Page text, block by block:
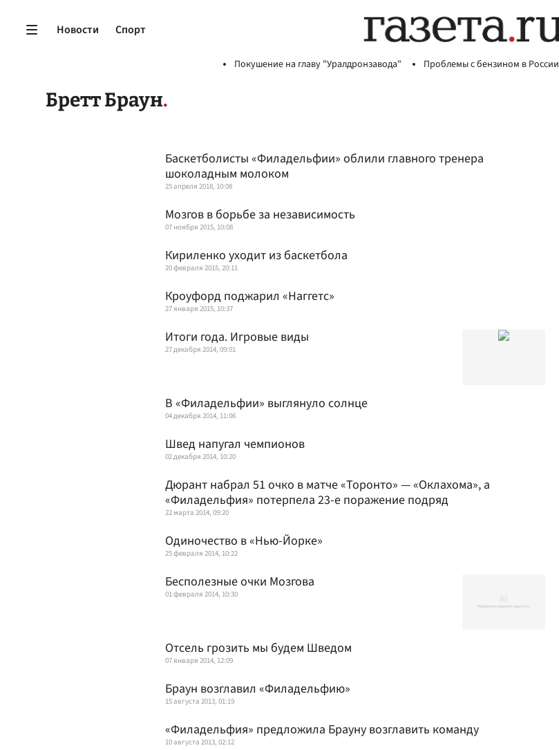
Новости Спорт
Покушение на главу "Уралдронзавода" Проблемы с бензином в России
Бретт Браун
Баскетболисты «Филадельфии» облили главного тренера
шоколадным молоком
25 апреля 2018, 10:08
Мозгов в борьбе за независимость
07 ноября 2015, 10:08
Кириленко уходит из баскетбола
20 февраля 2015, 20:11
Кроуфорд поджарил «Наггетс»
27 января 2015, 10:37
Итоги года. Игровые виды
27 декабря 2014, 09:01
В «Филадельфии» выглянуло солнце
04 декабря 2014, 11:06
Швед напугал чемпионов
02 декабря 2014, 10:20
Дюрант набрал 51 очко в матче «Торонто» — «Оклахома», а
«Филадельфия» потерпела 23-е поражение подряд
22 марта 2014, 09:20
Одиночество в «Нью-Йорке»
25 февраля 2014, 10:22
Бесполезные очки Мозгова
01 февраля 2014, 10:30
Отсель грозить мы будем Шведом
07 января 2014, 12:09
Браун возглавил «Филадельфию»
15 августа 2013, 01:19
«Филадельфия» предложила Брауну возглавить команду
10 августа 2013, 02:12